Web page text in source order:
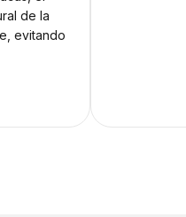
de la
evitando